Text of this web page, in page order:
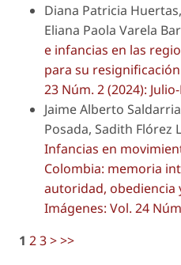
Diana Patricia
Eliana Paola Varela
e infancias en las
para su resignificación
23 Núm. 2 (2024):
Jaime Alberto
Posada, Sadith Flórez
Infancias en
Colombia: memoria
autoridad, obediencia
Imágenes: Vol. 24
1 23>>>